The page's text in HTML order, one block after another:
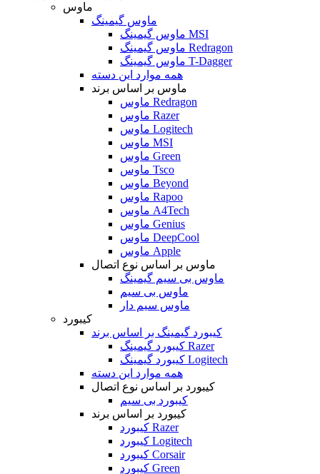
ماوس
ماوس گیمینگ
ماوس گیمینگ MSI
ماوس گیمینگ Redragon
ماوس گیمینگ T-Dagger
همه موارد این دسته
ماوس بر اساس برند
ماوس Redragon
ماوس Razer
ماوس Logitech
ماوس MSI
ماوس Green
ماوس Tsco
ماوس Beyond
ماوس Rapoo
ماوس A4Tech
ماوس Genius
ماوس DeepCool
ماوس Apple
ماوس بر اساس نوع اتصال
ماوس بی سیم گیمینگ
ماوس بی سیم
ماوس سیم دار
کیبورد
کیبورد گیمینگ بر اساس برند
کیبورد گیمینگ Razer
کیبورد گیمینگ Logitech
همه موارد این دسته
کیبورد بر اساس نوع اتصال
کیبورد بی سیم
کیبورد بر اساس برند
کیبورد Razer
کیبورد Logitech
کیبورد Corsair
کیبورد Green